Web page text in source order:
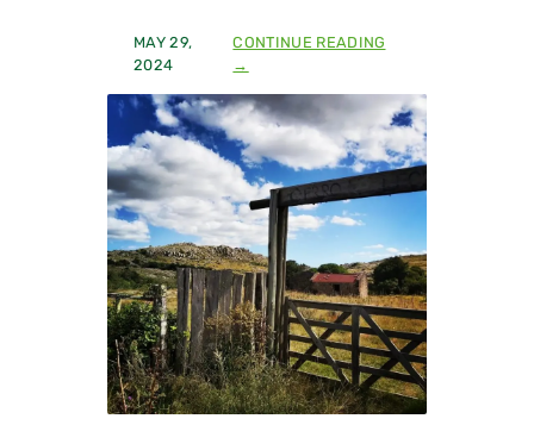
I
S
E
,
G
R
Ö
S
E
,
V
O
R
T
E
I
MAY 29,
2024
CONTINUE READING
→
A
D
K
A
U
F
E
N
I
M
H
I
N